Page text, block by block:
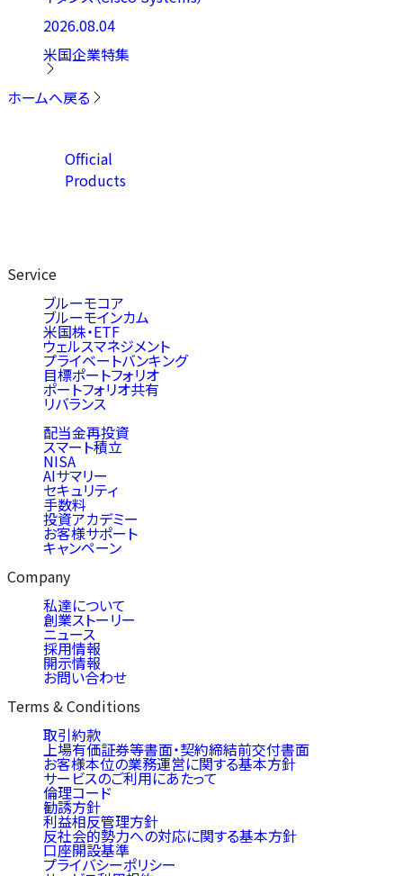
2026.08.04
米国企業特集
ホームへ戻る
Official
Products
Service
ブルーモコア
ブルーモインカム
米国株・ETF
ウェルスマネジメント
プライベートバンキング
目標ポートフォリオ
ポートフォリオ共有
リバランス
配当金再投資
スマート積立
NISA
AIサマリー
セキュリティ
手数料
投資アカデミー
お客様サポート
キャンペーン
Company
私達について
創業ストーリー
ニュース
採用情報
開示情報
お問い合わせ
Terms & Conditions
取引約款
上場有価証券等書面・契約締結前交付書面
お客様本位の業務運営に関する基本方針
サービスのご利用にあたって
倫理コード
勧誘方針
利益相反管理方針
反社会的勢力への対応に関する基本方針
口座開設基準
プライバシーポリシー